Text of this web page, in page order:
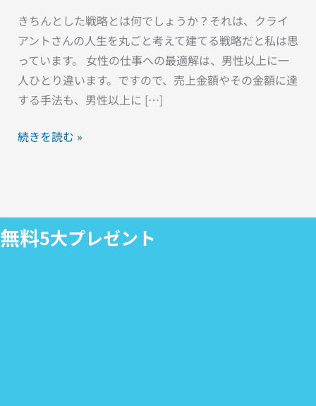
きちんとした戦略とは何でしょうか？それは、クライ
アントさんの人生を丸ごと考えて建てる戦略だと私は思
っています。 女性の仕事への最適解は、男性以上に一
人ひとり違います。ですので、売上金額やその金額に達
する手法も、男性以上に […]
続きを読む »
無料5大プレゼント